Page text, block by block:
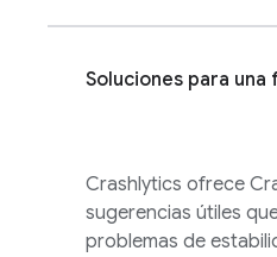
Soluciones para una
Crashlytics ofrece
sugerencias útiles
problemas de